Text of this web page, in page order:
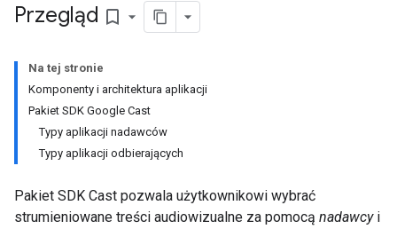
Przegląd bookmark_border
Na tej stronie
Komponenty i architektura aplikacji
Pakiet SDK Google Cast
Typy aplikacji nadawców
Typy aplikacji odbierających
Pakiet SDK Cast pozwala użytkownikowi wybrać
strumieniowane treści audiowizualne za pomocą nadawcyi